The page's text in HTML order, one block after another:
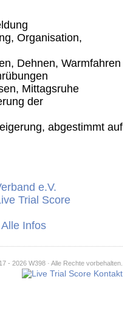
Organisation,
Dehnen, Warmfahren
Mittagsruhe
der
abgestimmt auf
Infos
- 2026 W398 · Alle Rechte vorbehalten.
Kontakt